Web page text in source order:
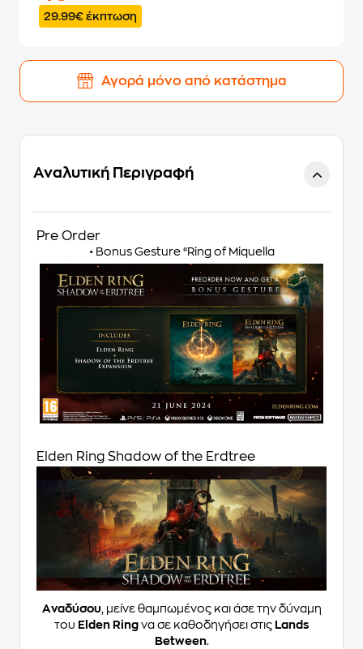
29.99€ έκπτωση
Αγορά μόνο από κατάστημα
Αναλυτική Περιγραφή
Pre Order
• Bonus Gesture “Ring of Miquella
Elden Ring Shadow of the Erdtree
Aναδύσου , μείνε θαμπωμένος και άσε την δύναμη
του Elden Ring να σε καθοδηγήσει στις Lands
Between.